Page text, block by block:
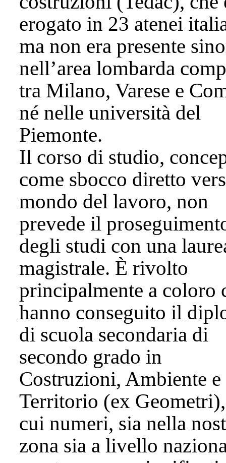
erogato in 23 atenei
ma non era presente
nell’area lombarda
tra Milano, Varese e
né nelle università del
Piemonte.
Il corso di studio,
come sbocco diretto
mondo del lavoro, non
prevede il
degli studi con una
magistrale. È rivolto
principalmente a coloro
hanno conseguito il
di scuola secondaria di
secondo grado in
Costruzioni, Ambiente e
Territorio (ex
cui numeri, sia nella
zona sia a livello